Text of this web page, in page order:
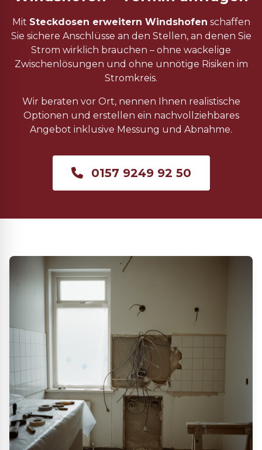
Mit Steckdosen erweitern Windshofen schaffen
Sie sichere Anschlüsse an den Stellen, an denen Sie
Strom wirklich brauchen – ohne wackelige
Zwischenlösungen und ohne unnötige Risiken im
Stromkreis.
Wir beraten vor Ort, nennen Ihnen realistische
Optionen und erstellen ein nachvollziehbares
Angebot inklusive Messung und Abnahme.
0157 9249 92 50